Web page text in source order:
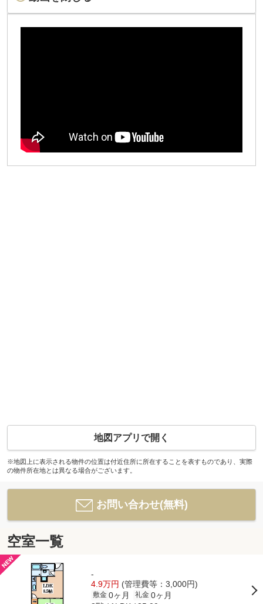
地図アプリで開く
※地図上に表示される物件の位置は付近住所に所在することを表すものであり、実際
の物件所在地とは異なる場合がございます。
お問い合わせ(無料)
空室一覧
-
4.9万円 (管理費等：3,000円)
敷金 0ヶ月 礼金 0ヶ月